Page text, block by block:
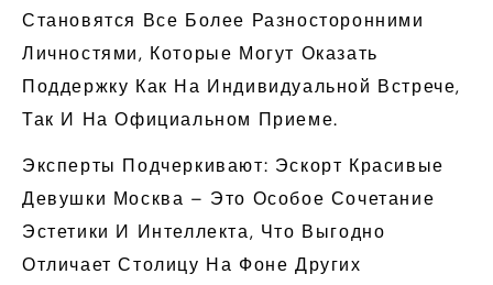
Становятся Все Более Разносторонними
Личностями, Которые Могут Оказать
Поддержку Как На Индивидуальной Встрече,
Так И На Официальном Приеме.
Эксперты Подчеркивают: Эскорт Красивые
Девушки Москва – Это Особое Сочетание
Эстетики И Интеллекта, Что Выгодно
Отличает Столицу На Фоне Других